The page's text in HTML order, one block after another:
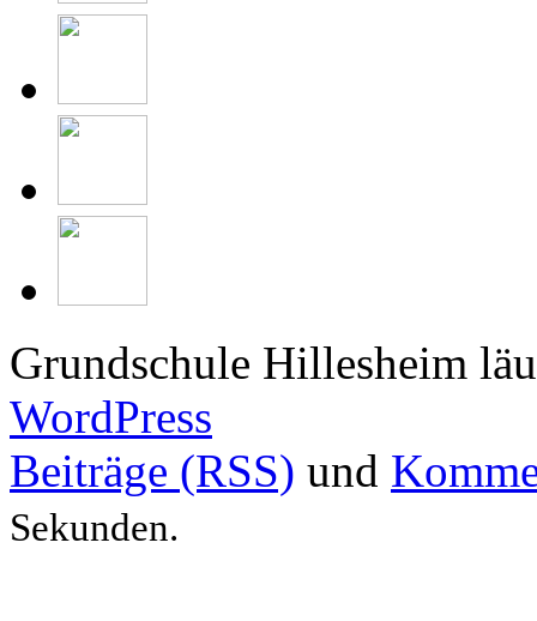
Grundschule Hillesheim
WordPress
Beiträge (RSS) und
Sekunden.